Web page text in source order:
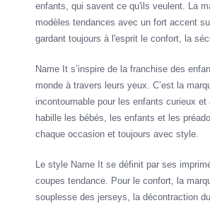
enfants, qui savent ce qu'ils veulent. La
modèles tendances avec un fort accent
gardant toujours à l'esprit le confort, la
Name It s’inspire de la franchise des
monde à travers leurs yeux. C’est la
incontournable pour les enfants curieux
habille les bébés, les enfants et les
chaque occasion et toujours avec style.
Le style Name It se définit par ses
coupes tendance. Pour le confort, la
souplesse des jerseys, la décontraction